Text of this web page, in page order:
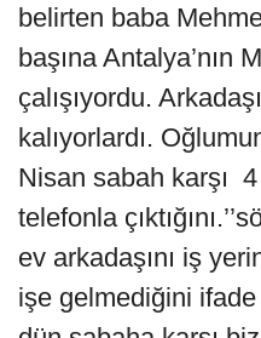
belirten baba
başına Antalya’nın
çalışıyordu.
kalıyorlardı.
Nisan sabah karşı
telefonla
ev arkadaşını iş
işe gelmediğini